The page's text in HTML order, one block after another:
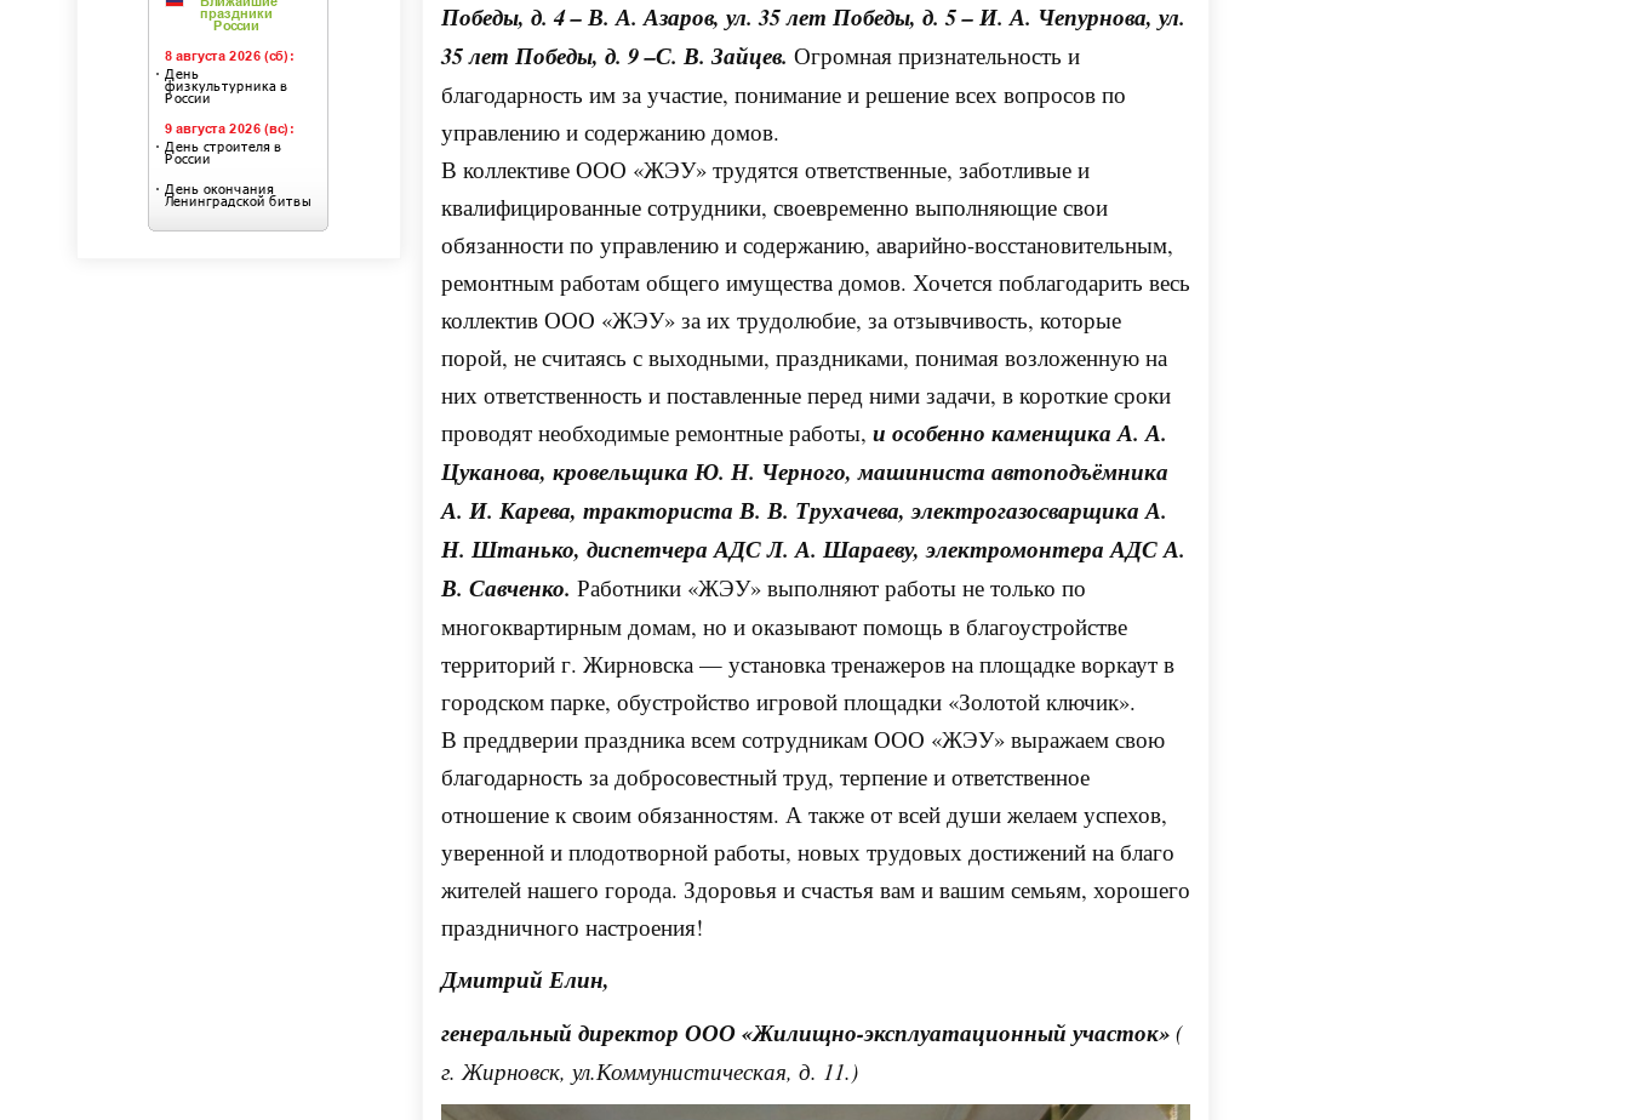
Победы, д. 4 – В. А. Азаров,ул. 35 лет Победы, д. 5 – И. А. Чепурнова, ул.
35 лет Победы, д. 9 –С. В. Зайцев. Огромная признательность и
благодарность им за участие, понимание и решение всех вопросов по
управлению и содержанию домов.
В коллективе ООО «ЖЭУ» трудятся ответственные, заботливые и
квалифицированные сотрудники, своевременно выполняющие свои
обязанности по управлению и содержанию, аварийно-восстановительным,
ремонтным работам общего имущества домов. Хочется поблагодарить весь
коллектив ООО «ЖЭУ» за их трудолюбие, за отзывчивость, которые
порой, не считаясь с выходными, праздниками, понимая возложенную на
них ответственность и поставленные перед ними задачи, в короткие сроки
проводят необходимые ремонтные работы,и особенно каменщика А. А.
Цуканова, кровельщика Ю. Н. Черного, машиниста автоподъёмника
А. И. Карева, тракториста В. В. Трухачева, электрогазосварщика А.
Н. Штанько, диспетчера АДС Л. А. Шараеву, электромонтера АДС А.
В. Савченко. Работники «ЖЭУ» выполняют работы не только по
многоквартирным домам, но и оказывают помощь в благоустройстве
территорий г. Жирновска — установка тренажеров на площадке воркаут в
городском парке, обустройство игровой площадки «Золотой ключик».
В преддверии праздника всем сотрудникам ООО «ЖЭУ» выражаем свою
благодарность за добросовестный труд, терпение и ответственное
отношение к своим обязанностям. А также от всей души желаем успехов,
уверенной и плодотворной работы, новых трудовых достижений на благо
жителей нашего города. Здоровья и счастья вам и вашим семьям, хорошего
праздничного настроения!
Дмитрий Елин,
генеральный директор ООО «Жилищно-эксплуатационный участок» (
г. Жирновск, ул.Коммунистическая, д. 11.)